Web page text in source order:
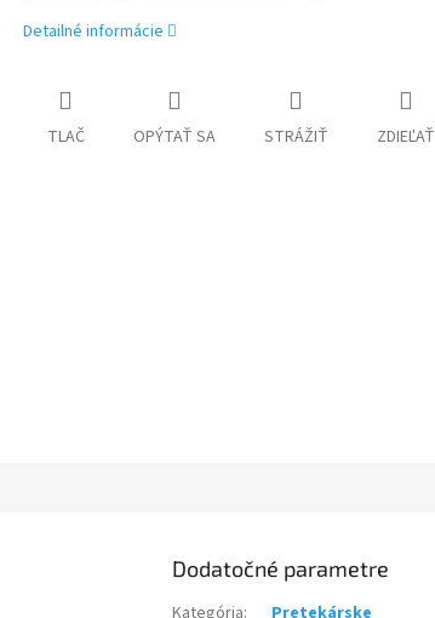
Detailné informácie
TLAČ OPÝTAŤ SA STRÁŽIŤ ZDIEĽAŤ
Dodatočné parametre
Kategória:
Pretekárske